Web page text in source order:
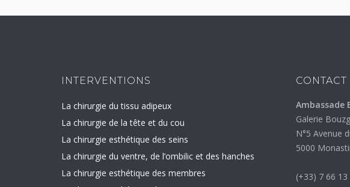
INTERVENTIONS
La chirurgie du tissu adipeux
La chirurgie de la tête et du cou
La chirurgie esthétique des seins
La chirurgie du ventre, de l’ombilic et des hanches
La chirurgie esthétique des membres
CONTACT
Ambassade
Galerie
N°5 Avenue
5000
(+33) 7 66